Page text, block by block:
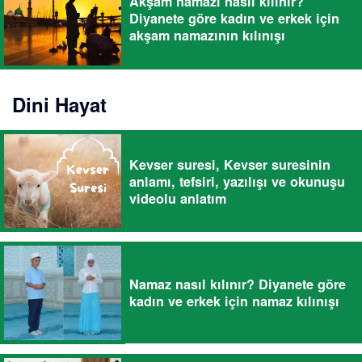
Diyanete göre kadın ve erkek için
akşam namazının kılınışı
Dini Hayat
Kevser suresi, Kevser suresinin
anlamı, tefsiri, yazılışı ve okunuşu
videolu anlatım
Namaz nasıl kılınır? Diyanete göre
kadın ve erkek için namaz kılınışı